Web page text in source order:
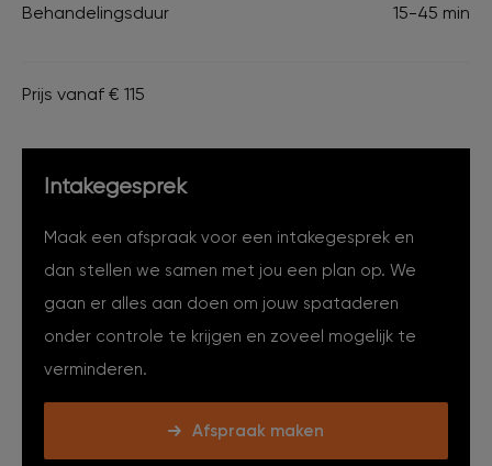
Behandelingsduur 15-45 min
Prijs vanaf € 115
Intakegesprek
Maak een afspraak voor een intakegesprek en
dan stellen we samen met jou een plan op. We
gaan er alles aan doen om jouw spataderen
onder controle te krijgen en zoveel mogelijk te
verminderen.
Afspraak maken